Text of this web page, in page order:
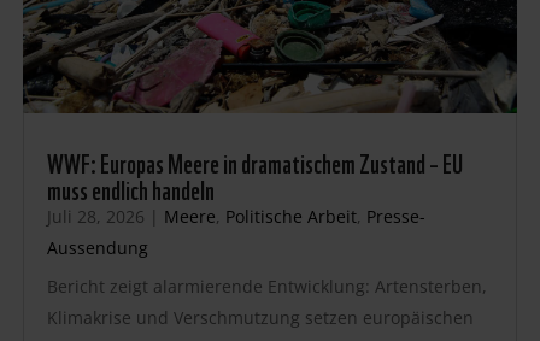
WWF: Europas Meere in dramatischem Zustand – EU
muss endlich handeln
Juli 28, 2026 | Meere, Politische Arbeit, Presse-
Aussendung
Bericht zeigt alarmierende Entwicklung: Artensterben,
Klimakrise und Verschmutzung setzen europäischen